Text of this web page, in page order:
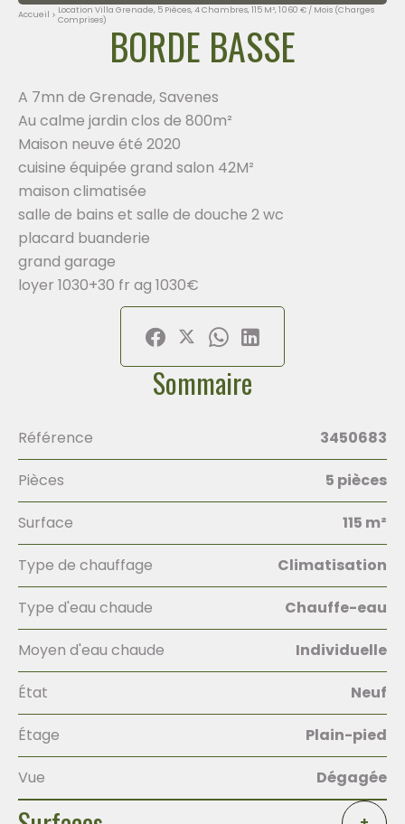
Accueil
Location Villa Grenade, 5 Pièces, 4 Chambres, 115 M², 1 060 € / Mois (Charges
Comprises) BORDE BASSE
A 7mn de Grenade, Savenes
Au calme jardin clos de 800m²
Maison neuve été 2020
cuisine équipée grand salon 42M²
maison climatisée
salle de bains et salle de douche 2 wc
placard buanderie
grand garage
loyer 1030+30 fr ag 1030€
Sommaire
Référence 3450683
Pièces 5 pièces
Surface 115 m²
Type de chauffage Climatisation
Type d'eau chaude Chauffe-eau
Moyen d'eau chaude Individuelle
État Neuf
Étage Plain-pied
Vue Dégagée